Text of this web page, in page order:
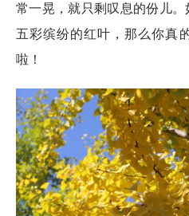
常一晃，就只剩叹息的份儿
五彩缤纷的红叶，那么你真
啦！